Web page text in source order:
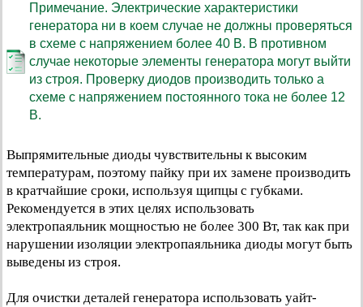
Примечание. Электрические характеристики
генератора ни в коем случае не должны проверяться
в схеме с напряжением более 40 В. В противном
случае некоторые элементы генератора могут выйти
из строя. Проверку диодов производить только а
схеме с напряжением постоянного тока не более 12
В.
Выпрямительные диоды чувствительны к высоким
температурам, поэтому пайку при их замене производить
в кратчайшие сроки, используя щипцы с губками.
Рекомендуется в этих целях использовать
электропаяльник мощностью не более 300 Вт, так как при
нарушении изоляции электропаяльника диоды могут быть
выведены из строя.
Для очистки деталей генератора использовать уайт-